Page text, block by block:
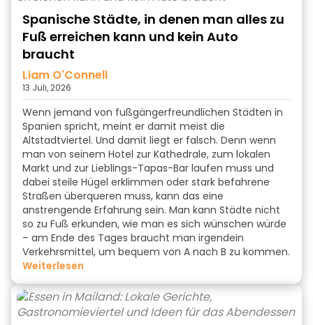
Spanische Städte, in denen man alles zu
Fuß erreichen kann und kein Auto
braucht
Liam O'Connell
13 Juli, 2026
Wenn jemand von fußgängerfreundlichen Städten in
Spanien spricht, meint er damit meist die
Altstadtviertel. Und damit liegt er falsch. Denn wenn
man von seinem Hotel zur Kathedrale, zum lokalen
Markt und zur Lieblings-Tapas-Bar laufen muss und
dabei steile Hügel erklimmen oder stark befahrene
Straßen überqueren muss, kann das eine
anstrengende Erfahrung sein. Man kann Städte nicht
so zu Fuß erkunden, wie man es sich wünschen würde
– am Ende des Tages braucht man irgendein
Verkehrsmittel, um bequem von A nach B zu kommen.
weiterlesen